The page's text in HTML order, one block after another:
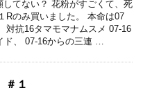
してない？ 花粉がすごくて、死
Rのみ買いました。 本命は07
対抗16タマモマナムスメ 07-16
ド、 07-16からの三連 …
１